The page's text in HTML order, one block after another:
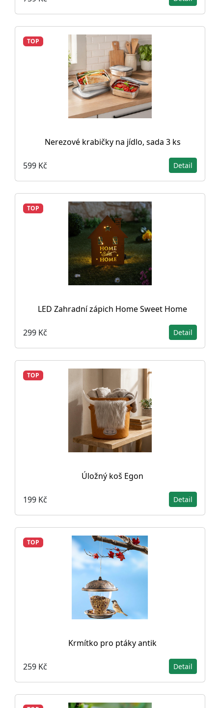
TOP
Nerezové krabičky na jídlo, sada 3 ks
599 Kč Detail
TOP
LED Zahradní zápich Home Sweet Home
299 Kč Detail
TOP
Úložný koš Egon
199 Kč Detail
TOP
Krmítko pro ptáky antik
259 Kč Detail